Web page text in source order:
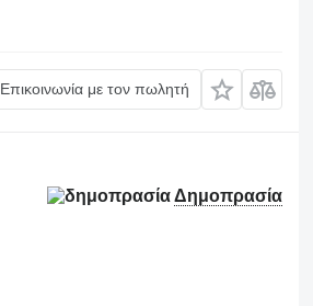
Επικοινωνία με τον πωλητή
Δημοπρασία